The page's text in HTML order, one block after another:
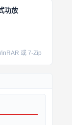
功放
或 7-Zip